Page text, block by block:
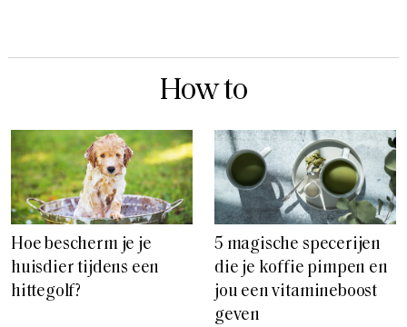
How to
Hoe bescherm je je
huisdier tijdens een
hittegolf?
5 magische specerijen
die je koffie pimpen en
jou een vitamineboost
geven